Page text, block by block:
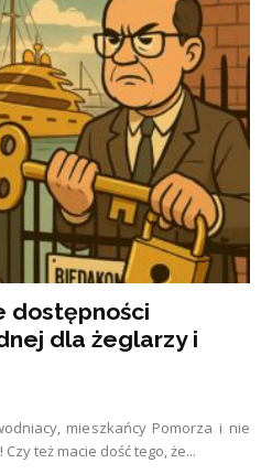
dostępności
dla żeglarzy i
mieszkańcy Pomorza i nie
też macie dość tego, że...